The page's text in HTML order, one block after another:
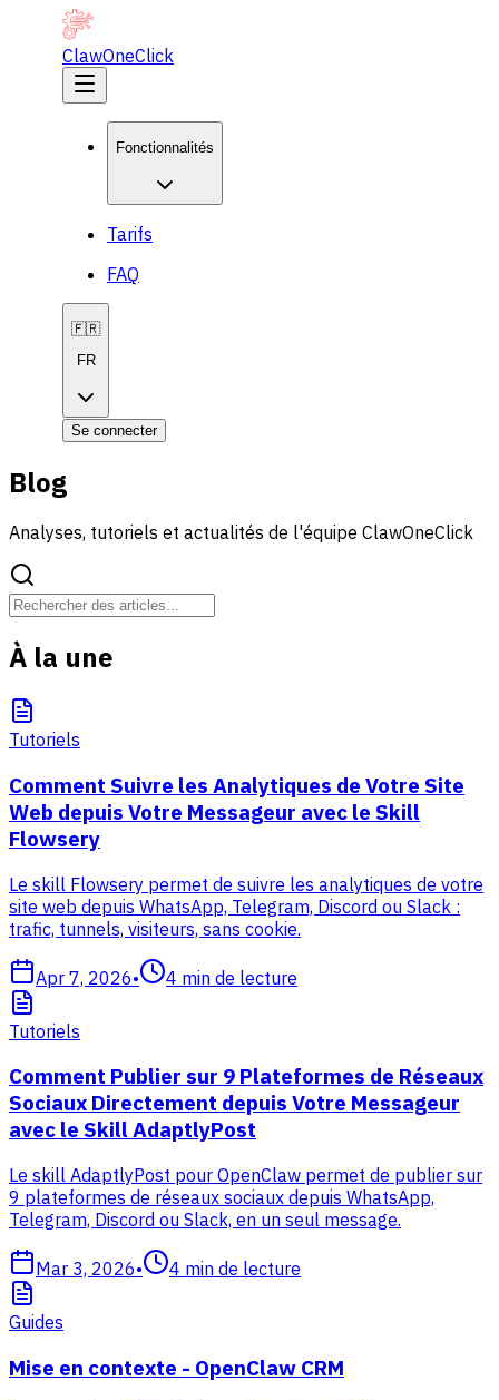
ClawOneClick
Fonctionnalités
Tarifs
FAQ
🇫🇷
FR
Se connecter
Blog
Analyses, tutoriels et actualités de l'équipe ClawOneClick
À la une
Tutoriels
Comment Suivre les Analytiques de Votre Site
Web depuis Votre Messageur avec le Skill
Flowsery
Le skill Flowsery permet de suivre les analytiques de votre
site web depuis WhatsApp, Telegram, Discord ou Slack :
trafic, tunnels, visiteurs, sans cookie.
Apr 7, 2026• 4 min de lecture
Tutoriels
Comment Publier sur 9 Plateformes de Réseaux
Sociaux Directement depuis Votre Messageur
avec le Skill AdaptlyPost
Le skill AdaptlyPost pour OpenClaw permet de publier sur
9 plateformes de réseaux sociaux depuis WhatsApp,
Telegram, Discord ou Slack, en un seul message.
Mar 3, 2026• 4 min de lecture
Guides
Mise en contexte - OpenClaw CRM